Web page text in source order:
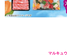
マルキュ